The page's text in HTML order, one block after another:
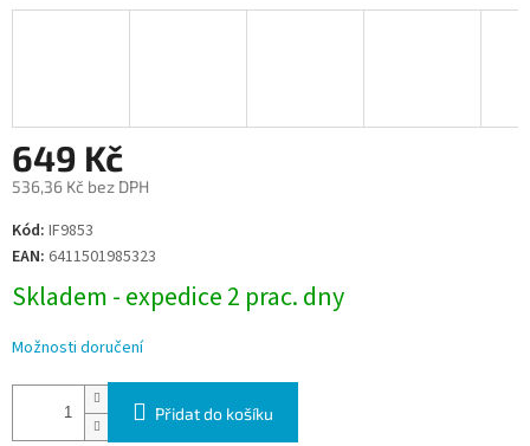
649 Kč
536,36 Kč bez DPH
Měrná
cena:
Kód: IF9853
EAN: 6411501985323
Skladem - expedice 2 prac. dny
Možnosti doručení
Přidat do košíku